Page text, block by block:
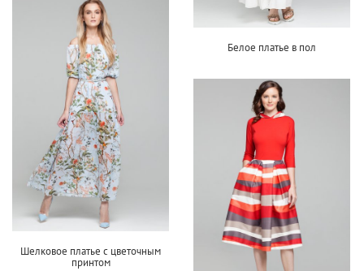
Белое платье в пол
Шелковое платье с цветочным
принтом